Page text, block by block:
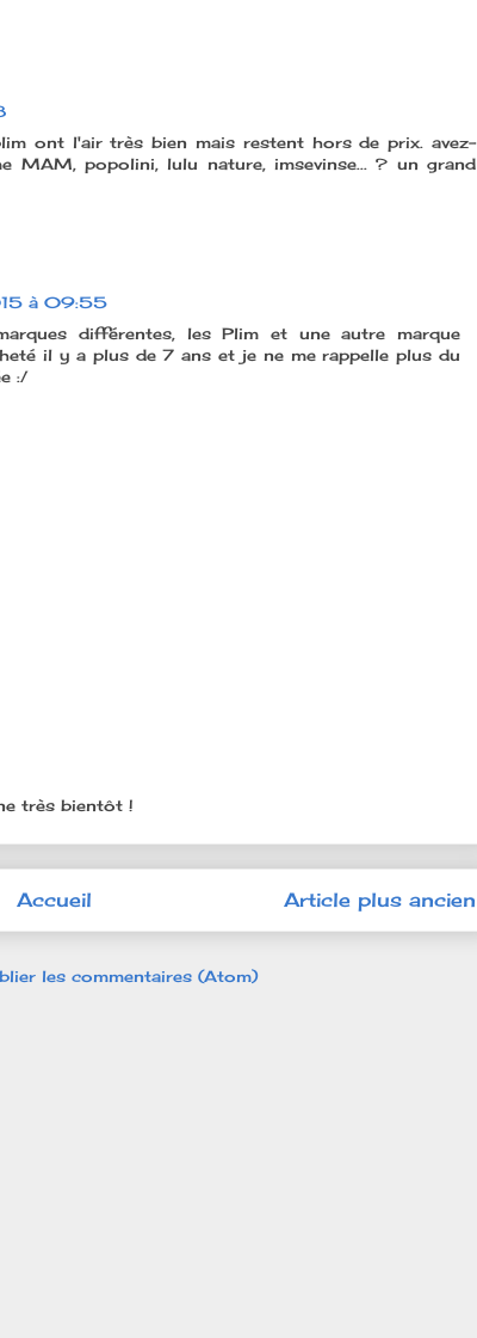
ont l'air très bien mais restent hors de prix. avez-
MAM, popolini, lulu nature, imsevinse... ? un grand
à 09:55
différentes, les Plim et une autre marque
il y a plus de 7 ans et je ne me rappelle plus du
:/
très bientôt !
Article plus ancien
Accueil
les commentaires (Atom)